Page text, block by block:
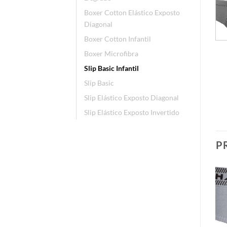
Boxer Cotton Elástico Exposto
Diagonal
Boxer Cotton Infantil
Boxer Microfibra
Slip Basic Infantil
Slip Basic
Slip Elástico Exposto Diagonal
Slip Elástico Exposto Invertido